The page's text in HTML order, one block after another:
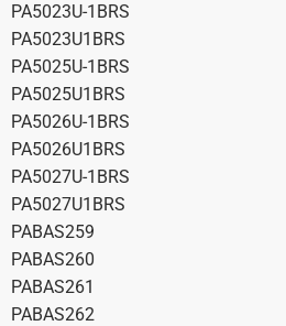
PA5023U-1BRS
PA5023U1BRS
PA5025U-1BRS
PA5025U1BRS
PA5026U-1BRS
PA5026U1BRS
PA5027U-1BRS
PA5027U1BRS
PABAS259
PABAS260
PABAS261
PABAS262